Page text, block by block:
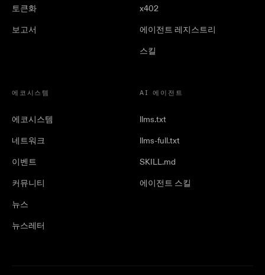
토큰화
보고서
x402
에이전트 레지스트리
스킬
에코시스템
에코시스템
네트워크
이벤트
커뮤니티
뉴스
뉴스레터
AI 에이전트
llms.txt
llms-full.txt
SKILL.md
에이전트 스킬